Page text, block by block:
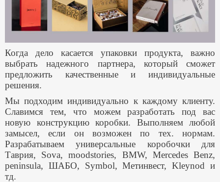
Когда дело касается упаковки продукта, важно
выбрать надежного партнера, который сможет
предложить качественные и индивидуальные
решения.
Мы подходим индивидуально к каждому клиенту.
Славимся тем, что можем разработать под вас
новую конструкцию коробки. Выполняем любой
замысел, если он возможен по тех. нормам.
Разрабатываем универсальные коробочки для
Таврия, Sova, moodstories, BMW, Mercedes Benz,
peninsula, ШАБО, Symbol, Метинвест, Kleynod и
тд.